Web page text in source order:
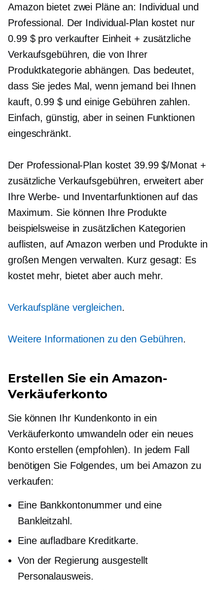
Amazon bietet zwei Pläne an: Individual und
Professional. Der Individual-Plan kostet nur
0.99 $ pro verkaufter Einheit + zusätzliche
Verkaufsgebühren, die von Ihrer
Produktkategorie abhängen. Das bedeutet,
dass Sie jedes Mal, wenn jemand bei Ihnen
kauft, 0.99 $ und einige Gebühren zahlen.
Einfach, günstig, aber in seinen Funktionen
eingeschränkt.
Der Professional-Plan kostet 39.99 $/Monat +
zusätzliche Verkaufsgebühren, erweitert aber
Ihre Werbe- und Inventarfunktionen auf das
Maximum. Sie können Ihre Produkte
beispielsweise in zusätzlichen Kategorien
auflisten, auf Amazon werben und Produkte in
großen Mengen verwalten. Kurz gesagt: Es
kostet mehr, bietet aber auch mehr.
Verkaufspläne vergleichen.
Weitere Informationen zu den Gebühren.
Erstellen Sie ein Amazon-
Verkäuferkonto
Sie können Ihr Kundenkonto in ein
Verkäuferkonto umwandeln oder ein neues
Konto erstellen (empfohlen). In jedem Fall
benötigen Sie Folgendes, um bei Amazon zu
verkaufen:
Eine Bankkontonummer und eine
Bankleitzahl.
Eine aufladbare Kreditkarte.
Von der Regierung ausgestellt
Personalausweis.